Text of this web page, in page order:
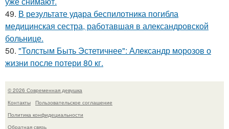
49. В результате удара беспилотника погибла
медицинская сестра, работавшая в александровской
больнице.
50. "Толстым Быть Эстетичнее": Александр морозов о
жизни после потери 80 кг.
© 2026 Современная девушка
Контакты
Пользовательское соглашение
Политика конфидециальности
Обратная связь